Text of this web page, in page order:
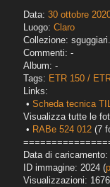
Data: 30 ottobre
Luogo: Claro
Collezione:
Commenti: -
Album: -
Tags: ETR 150 /
Links:
• Scheda tecnica
Visualizza tutte le
• RABe 524 012 (7
Data di
ID immagine: 2024 (
Visualizzazioni: 1676